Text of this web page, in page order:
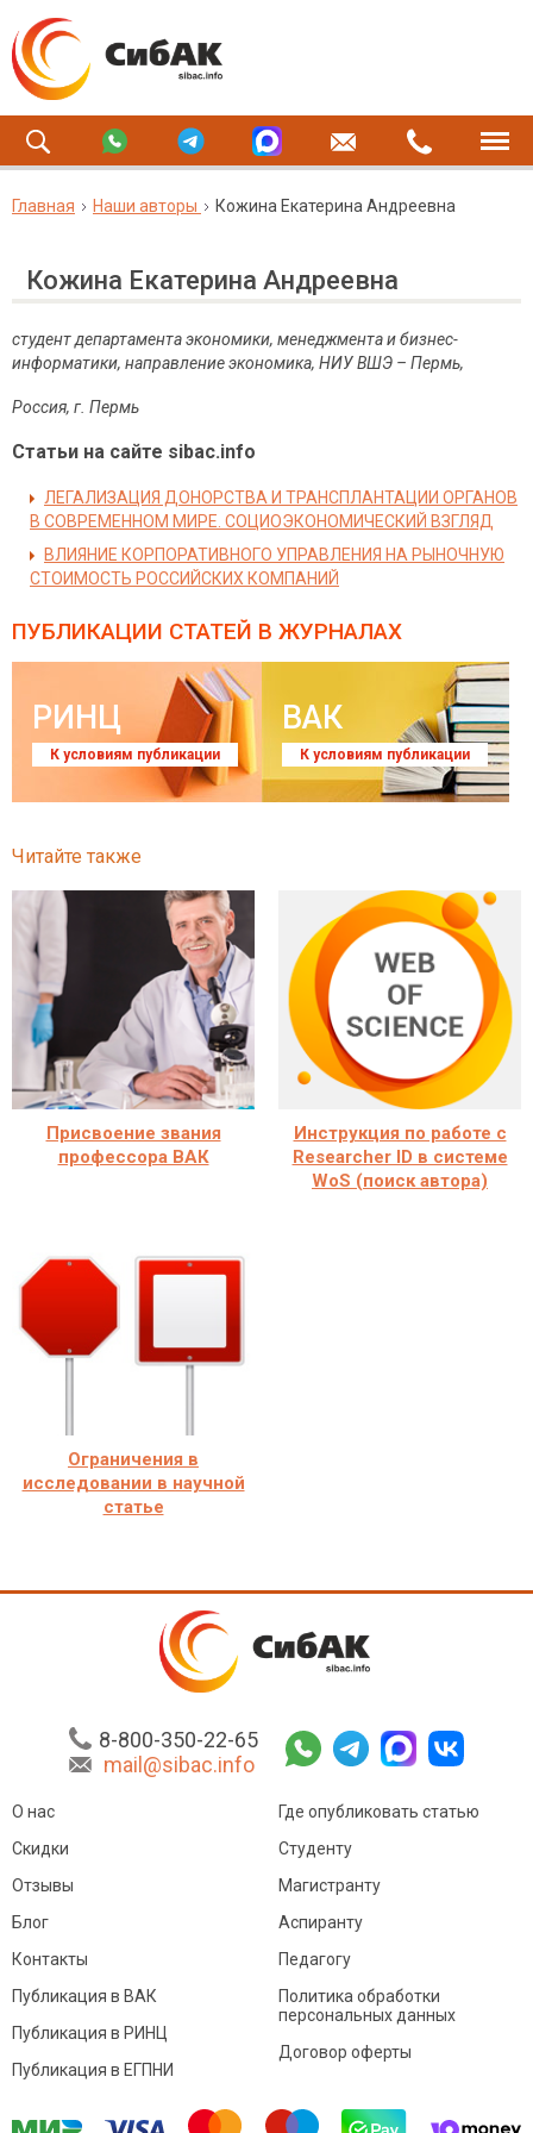
Главная Наши авторы Кожина Екатерина Андреевна
Кожина Екатерина Андреевна
студент департамента экономики, менеджмента и бизнес-
информатики, направление экономика, НИУ ВШЭ – Пермь,
Россия, г. Пермь
Статьи на сайте sibac.info
ЛЕГАЛИЗАЦИЯ ДОНОРСТВА И ТРАНСПЛАНТАЦИИ ОРГАНОВ
В СОВРЕМЕННОМ МИРЕ. СОЦИОЭКОНОМИЧЕСКИЙ ВЗГЛЯД
ВЛИЯНИЕ КОРПОРАТИВНОГО УПРАВЛЕНИЯ НА РЫНОЧНУЮ
СТОИМОСТЬ РОССИЙСКИХ КОМПАНИЙ
ПУБЛИКАЦИИ СТАТЕЙ В ЖУРНАЛАХ
РИНЦ
К условиям публикации
ВАК
К условиям публикации
Читайте также
Присвоение звания
профессора ВАК
Инструкция по работе с
Researcher ID в системе
WoS (поиск автора)
Ограничения в
исследовании в научной
статье
8-800-350-22-65
mail@sibac.info
О нас
Скидки
Отзывы
Блог
Контакты
Где опубликовать статью
Студенту
Магистранту
Аспиранту
Педагогу
Публикация в ВАК
Публикация в РИНЦ
Публикация в ЕГПНИ
Политика обработки
персональных данных
Договор оферты